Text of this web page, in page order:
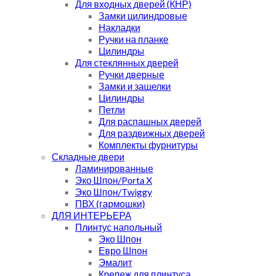
Для входных дверей (КНР)
Замки цилиндровые
Накладки
Ручки на планке
Цилиндры
Для стеклянных дверей
Ручки дверные
Замки и защелки
Цилиндры
Петли
Для распашных дверей
Для раздвижных дверей
Комплекты фурнитуры
Складные двери
Ламинированные
Эко Шпон/Porta X
Эко Шпон/Twiggy
ПВХ (гармошки)
ДЛЯ ИНТЕРЬЕРА
Плинтус напольный
Эко Шпон
Евро Шпон
Эмалит